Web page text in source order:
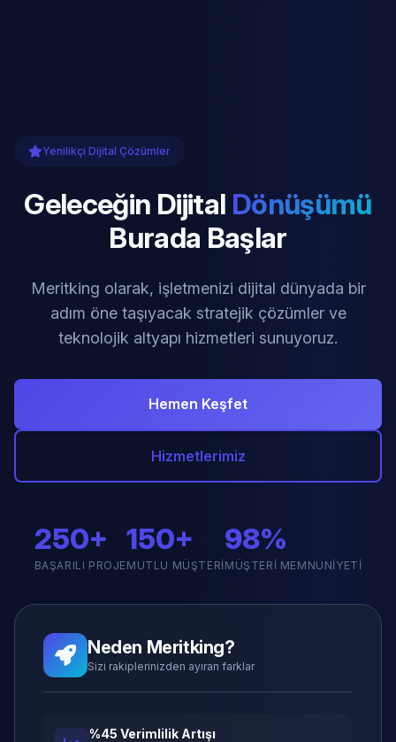
Yenilikçi Dijital Çözümler
Geleceğin Dijital Dönüşümü
Burada Başlar
Meritking olarak, işletmenizi dijital dünyada bir
adım öne taşıyacak stratejik çözümler ve
teknolojik altyapı hizmetleri sunuyoruz.
Hemen Keşfet
Hizmetlerimiz
250+
BAŞARILI PROJE
150+
MUTLU MÜŞTERI
98%
MÜŞTERI MEMNUNIYETI
Neden Meritking?
Sizi rakiplerinizden ayıran farklar
%45 Verimlilik Artışı